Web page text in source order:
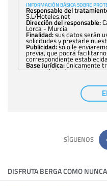
INFORMACIÓN BÁSICA SOBRE
Responsable del
S.L/Hoteles.net
Dirección del responsable:
Lorca - Murcia
Finalidad:sus datos serán
solicitudes y prestarle
Publicidad:solo le
previa, que podrá
correspondiente
Base Jurídica:únicamente
consentimiento previo,
con carácter
nuestra entidad que esté
tener conocimiento de la
comunicarán datos a
adicional y detallada sobre
política de privacidad
SÍGUENOS
DISFRUTA BERGA COMO NUNCA